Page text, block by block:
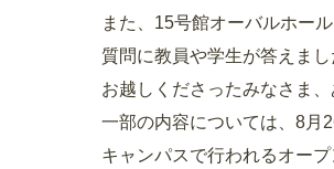
また、15号館オーバルホー
質問に教員や学生が答えまし
お越しくださったみなさま
一部の内容については、8月
キャンパスで行われるオー